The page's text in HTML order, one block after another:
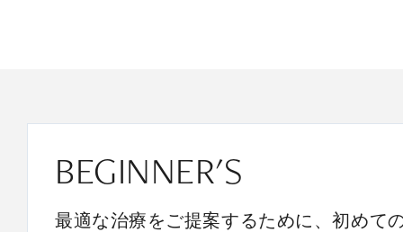
BEGINNER'S
最適な治療をご提案するために、初めて